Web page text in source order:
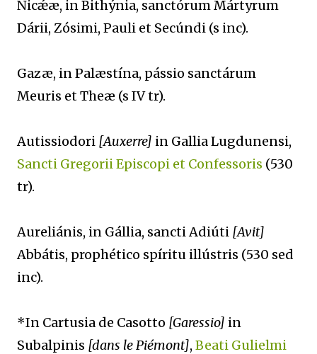
Nicǽæ, in Bithýnia, sanctórum Mártyrum
Dárii, Zósimi, Pauli et Secúndi (s inc).
Gazæ, in Palæstína, pássio sanctárum
Meuris et Theæ (s IV tr).
Autissiodori [Auxerre] in Gallia Lugdunensi,
Sancti Gregorii Episcopi et Confessoris (530
tr).
Aureliánis, in Gállia, sancti Adiúti [Avit]
Abbátis, prophético spíritu illústris (530 sed
inc).
*In Cartusia de Casotto [Garessio] in
Subalpinis [dans le Piémont], Beati Gulielmi